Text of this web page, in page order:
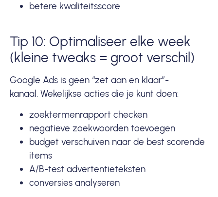
betere kwaliteitsscore
Tip 10: Optimaliseer elke week
(kleine tweaks = groot verschil)
Google Ads is geen “zet aan en klaar”-
kanaal. Wekelijkse acties die je kunt doen:
zoektermenrapport checken
negatieve zoekwoorden toevoegen
budget verschuiven naar de best scorende
items
A/B-test advertentieteksten
conversies analyseren